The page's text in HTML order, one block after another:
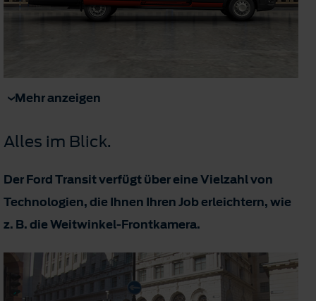
Mehr anzeigen
Alles im Blick.
Der Ford Transit verfügt über eine Vielzahl von
Technologien, die Ihnen Ihren Job erleichtern, wie
z. B. die Weitwinkel-Frontkamera.